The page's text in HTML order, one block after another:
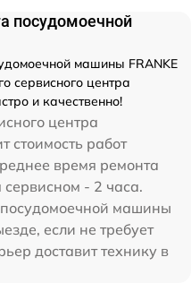
посудомоечной
машины FRANKE
сервисного центра
и качественно!
центра
стоимость работ
время ремонта
сервисном - 2 часа.
машины
если не требует
доставит технику в